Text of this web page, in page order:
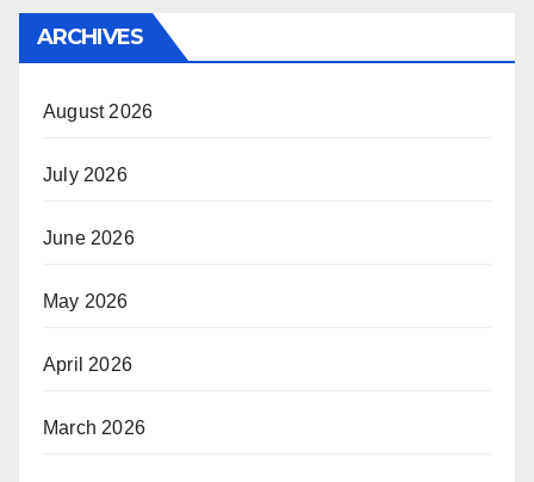
ARCHIVES
August 2026
July 2026
June 2026
May 2026
April 2026
March 2026